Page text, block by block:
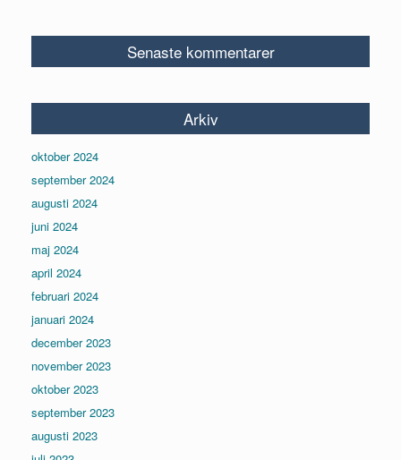
Senaste kommentarer
Arkiv
oktober 2024
september 2024
augusti 2024
juni 2024
maj 2024
april 2024
februari 2024
januari 2024
december 2023
november 2023
oktober 2023
september 2023
augusti 2023